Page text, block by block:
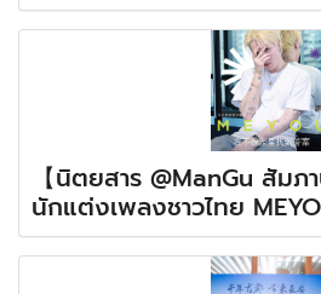
【นิตยสาร @ManGu สัม
นักแต่งเพลงชาวไทย